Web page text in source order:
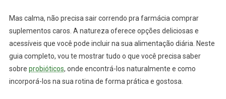
Mas calma, não precisa sair correndo pra farmácia comprar
suplementos caros. A natureza oferece opções deliciosas e
acessíveis que você pode incluir na sua alimentação diária. Neste
guia completo, vou te mostrar tudo o que você precisa saber
sobre probióticos, onde encontrá-los naturalmente e como
incorporá-los na sua rotina de forma prática e gostosa.